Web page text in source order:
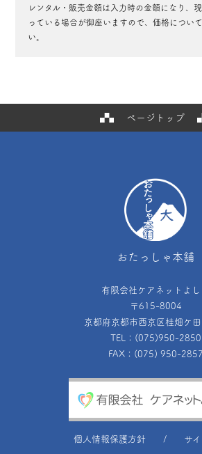
レンタル・販売金額は入力時の金額になり、
っている場合が御座いますので、価格につい
い。
ページトップ
おたっしゃ本舗
有限会社ケアネットよし
〒615-8004
京都府京都市西京区桂畑ケ
TEL：(075)950-2850
FAX：(075) 950-2857
個人情報保護方針 サ